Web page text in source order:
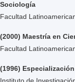
Sociología
Facultad
(2000) Maestría en
Facultad
(1996)